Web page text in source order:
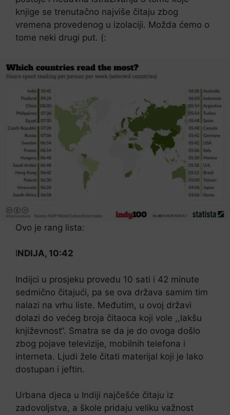
knjige se trenutačno najviše čitaju zbog
vremena provedenog u izolaciji. Možda ćemo o
tome neki drugi put. (:
Ovo je rang lista:
INDIJA, 10:42
Indijci u prosjeku provedu 10 sati i 42 minute
sedmično čitajući, pa se ova država samim tim
nalazi na vrhu liste. Međutim, u ovoj državi
dolazi do većeg broja čitaoca koji vole ,,lakšu
književnost“. Smatra se da je do ovoga došlo
zbog pojave televizije, mobilnih telefona i
interneta. Ljudi žele čitati materijal koji je lako
dostupan i jeftin.
Urbana djeca u Indiji najčešće čitaju iz
zadovoljstva, a škole pridaju veliku važnost